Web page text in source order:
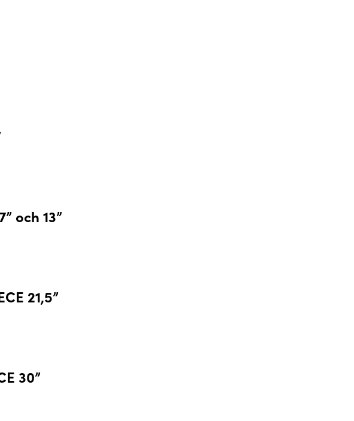
och 13”
21,5”
30”